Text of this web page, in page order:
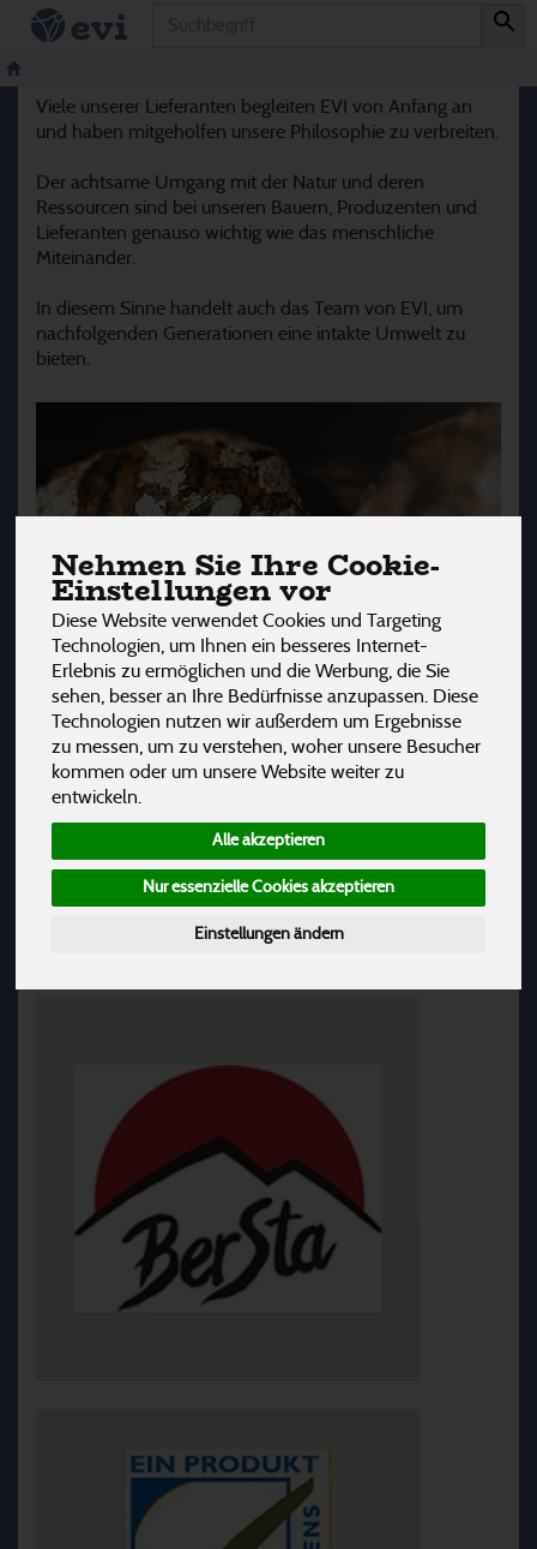
Nehmen Sie Ihre Cookie-
Einstellungen vor
Diese Website verwendet Cookies und Targeting
Technologien, um Ihnen ein besseres Internet-
Erlebnis zu ermöglichen und die Werbung, die Sie
sehen, besser an Ihre Bedürfnisse anzupassen. Diese
Technologien nutzen wir außerdem um Ergebnisse
zu messen, um zu verstehen, woher unsere Besucher
kommen oder um unsere Website weiter zu
entwickeln.
Alle akzeptieren
Nur essenzielle Cookies akzeptieren
Einstellungen ändern
Unsere Lieferanten
Viele unserer Lieferanten begleiten EVI von Anfang an
und haben mitgeholfen unsere Philosophie zu verbreiten.
Der achtsame Umgang mit der Natur und deren
Ressourcen sind bei unseren Bauern, Produzenten und
Lieferanten genauso wichtig wie das menschliche
Miteinander.
In diesem Sinne handelt auch das Team von EVI, um
nachfolgenden Generationen eine intakte Umwelt zu
bieten.
Biologische Lebensmittel aller Art und der damit
einhergehende achtsame Umgang haben obersten
Stellenwert bei all unseren Bauern und Produzenten.